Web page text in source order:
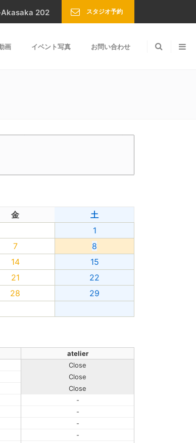
Akasaka 202 スタジオ予約
画 イベント写真 お問い合わせ
金
土
1
7
8
14
15
21
22
28
29
atelier
Close
Close
Close
-
-
-
-